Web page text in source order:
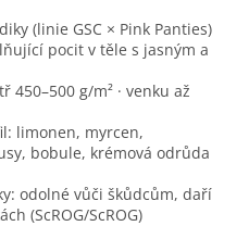
(linie GSC × Pink Panties)
pocit v těle s jasným a
450–500 g/m² · venku až
limonen, myrcen,
bobule, krémová odrůda
odolné vůči škůdcům, daří
(ScROG/ScROG)